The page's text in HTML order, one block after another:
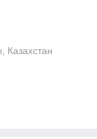
Казахстан